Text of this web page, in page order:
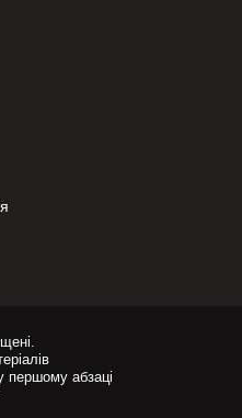
першому абзаці